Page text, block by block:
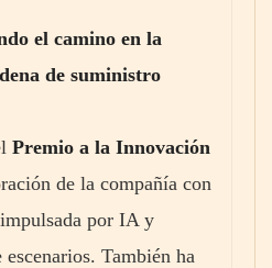
el camino en la
de suministro
Premio a la Innovación
de la compañía con
por IA y
También ha